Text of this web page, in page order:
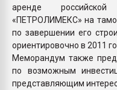
аренде российской
«ПЕТРОЛИМЕКС» на
по завершении его
ориентировочно в 2011
Меморандум также
по возможным
представляющим